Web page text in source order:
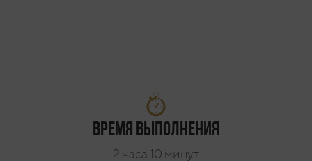
Время выполнения
2 часа 10 минут